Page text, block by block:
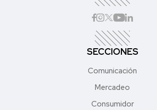
SECCIONES
Comunicación
Mercadeo
Consumidor